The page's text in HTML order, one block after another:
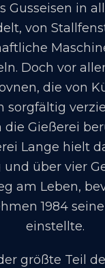
Gusseisen in
von
Doch vor
die von
sorgfältig
die Gießerei
Lange hielt
und über vier
am Leben,
1984
einstellte.
größte Teil